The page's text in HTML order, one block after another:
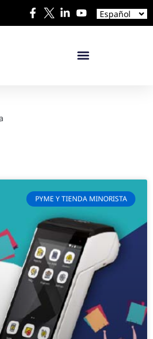
Español
日本語
PYME Y TIENDA MINORISTA